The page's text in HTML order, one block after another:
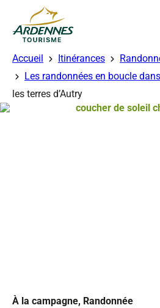
ADT des Ardennes
Accueil Itinérances
Les randonnées en boucle
les terres d’Autry
À la campagne, Randonnée